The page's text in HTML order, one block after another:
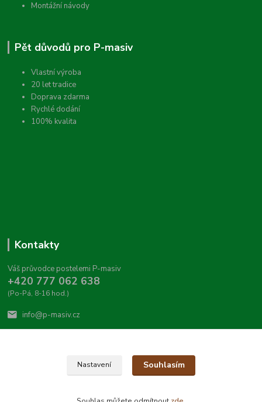
Montážní návody
Pět důvodů pro P-masiv
Vlastní výroba
20 let tradice
Doprava zdarma
Rychlé dodání
100% kvalita
Kontakty
Váš průvodce postelemi P-masiv
+420 777 062 638
(Po-Pá, 8-16 hod.)
info@p-masiv.cz
© P-masiv 2020
Nastavení Souhlasím